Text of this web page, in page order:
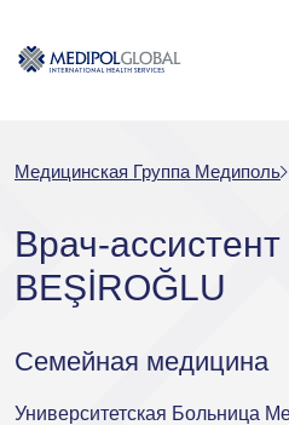
Медицинская Группа Медиполь
Врач-
BEŞİROĞLU
Семейная медицина
Университетская Больница